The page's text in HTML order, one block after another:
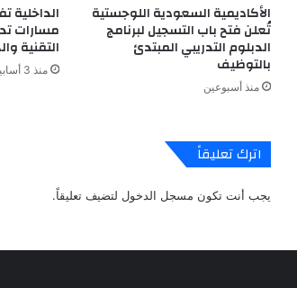
الأكاديمية السعودية اللوجستية
تُعلن فتح باب التسجيل لبرنامج
الدبلوم التدريبي المبتدئ
بالتوظيف
منذ أسبوعين
الداخلية
مسارات
التقنية
منذ 3 أسابيع
اترك تعليقاً
يجب أنت تكون مسجل الدخول لتضيف تعليقاً.